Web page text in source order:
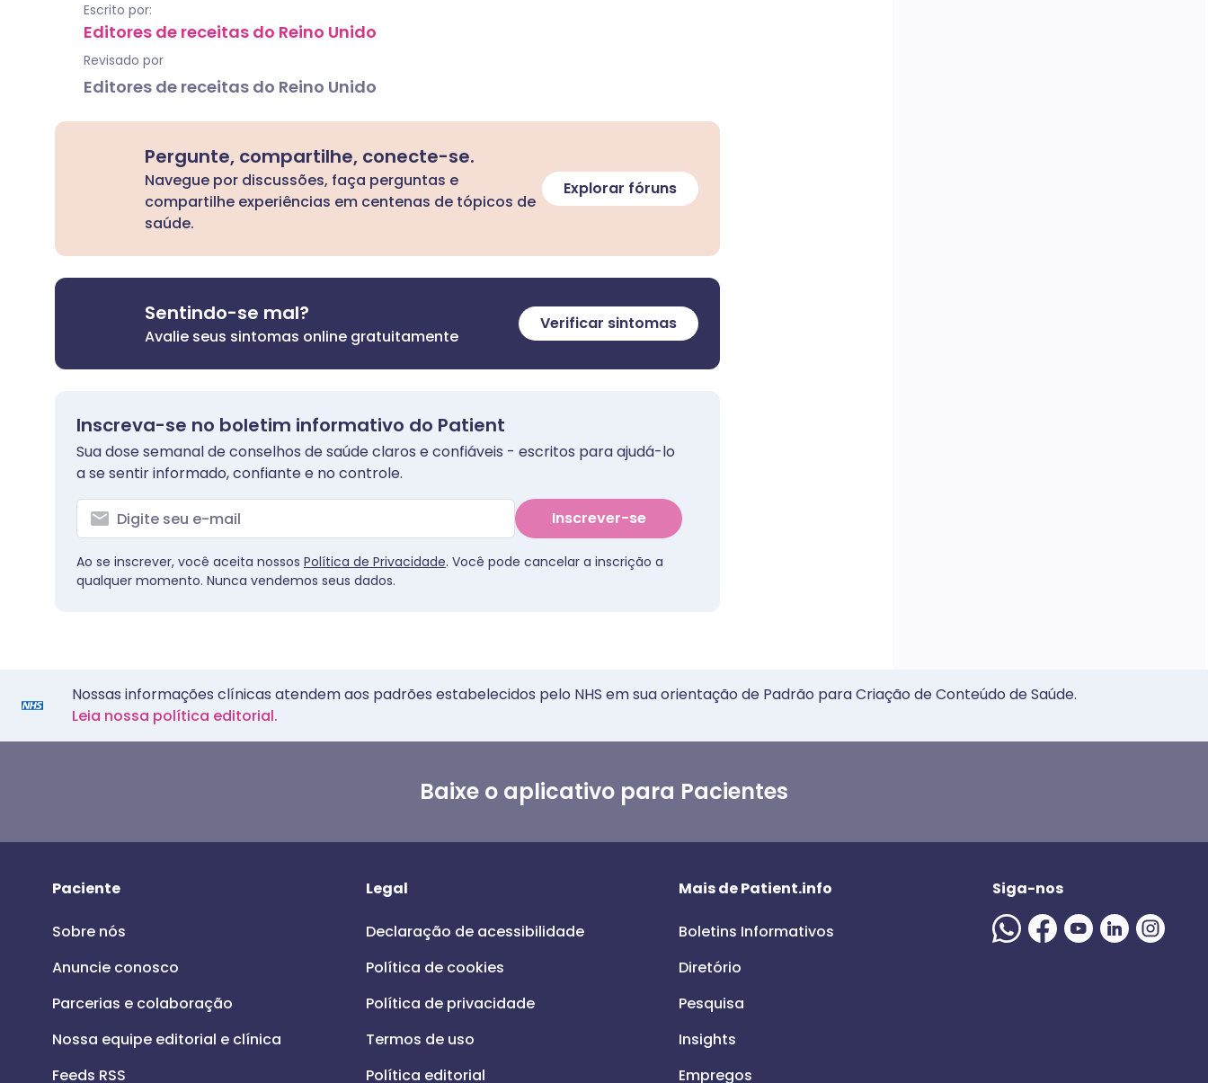
Escrito por:
Editores de receitas do Reino Unido
Revisado por
Editores de receitas do Reino Unido
Pergunte, compartilhe, conecte-se.
Navegue por discussões, faça perguntas e
compartilhe experiências em centenas de tópicos de
saúde.
Explorar fóruns
Sentindo-se mal?
Avalie seus sintomas online gratuitamente
Verificar sintomas
Inscreva-se no boletim informativo do Patient
Sua dose semanal de conselhos de saúde claros e confiáveis - escritos para ajudá-lo
a se sentir informado, confiante e no controle.
Inscrever-se
Ao se inscrever, você aceita nossos Política de Privacidade. Você pode cancelar a inscrição a
qualquer momento. Nunca vendemos seus dados.
Nossas informações clínicas atendem aos padrões estabelecidos pelo NHS em sua orientação de Padrão para Criação de Conteúdo de Saúde.
Leia nossa política editorial.
Baixe o aplicativo para Pacientes
Paciente
Sobre nós
Anuncie conosco
Parcerias e colaboração
Nossa equipe editorial e clínica
Feeds RSS
Legal
Declaração de acessibilidade
Política de cookies
Política de privacidade
Termos de uso
Política editorial
Mais de Patient.info
Boletins Informativos
Diretório
Pesquisa
Insights
Empregos
Siga-nos